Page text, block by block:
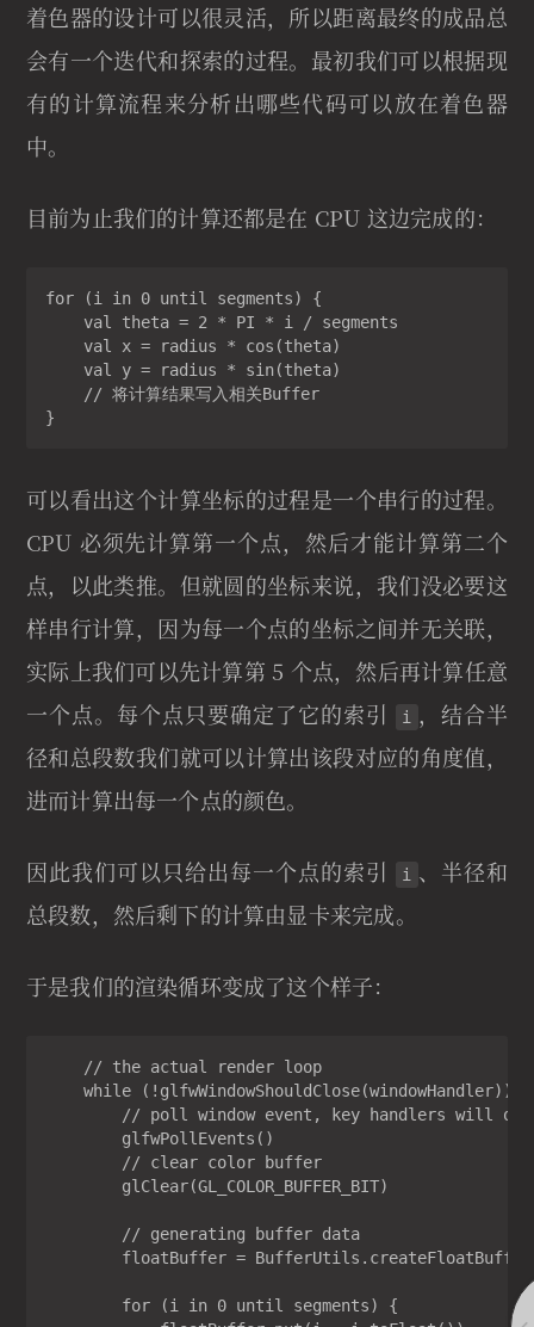
着色器的设计可以很灵活，所以距离最终的成品总
会有一个迭代和探索的过程。最初我们可以根据现
有的计算流程来分析出哪些代码可以放在着色器
中。
目前为止我们的计算还都是在 CPU 这边完成的：
for (i in 0 until segments) {
    val theta = 2 * PI * i / segments
    val x = radius * cos(theta)
    val y = radius * sin(theta)
    // 将计算结果写入相关Buffer
}
可以看出这个计算坐标的过程是一个串行的过程。
CPU 必须先计算第一个点，然后才能计算第二个
点，以此类推。但就圆的坐标来说，我们没必要这
样串行计算，因为每一个点的坐标之间并无关联，
实际上我们可以先计算第 5 个点，然后再计算任意
一个点。每个点只要确定了它的索引
i
，结合半
径和总段数我们就可以计算出该段对应的角度值，
进而计算出每一个点的颜色。
因此我们可以只给出每一个点的索引 i
、半径和
总段数，然后剩下的计算由显卡来完成。
于是我们的渲染循环变成了这个样子：
    // the actual render loop
    while (!glfwWindowShouldClose(windowHandler)) {
// poll window event, key handlers will
        glfwPollEvents()
        // clear color buffer
        glClear(GL_COLOR_BUFFER_BIT)
        // generating buffer data
floatBuffer =
        for (i in 0 until segments) {